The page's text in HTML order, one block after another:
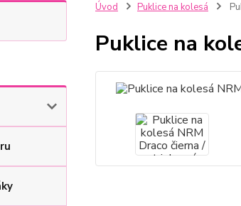
Úvod Puklice na kolesá
Puklice na